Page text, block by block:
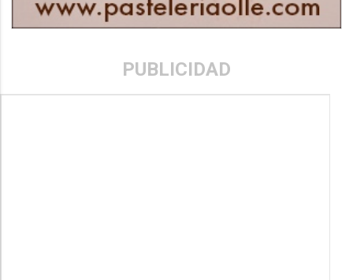
PUBLICIDAD